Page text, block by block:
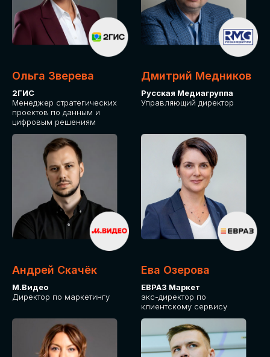
Ольга Зверева
2ГИС
Менеджер стратегических
проектов по данным и
цифровым решениям
Дмитрий Медников
Русская Медиагруппа
Управляющий директор
Андрей Скачёк
М.Видео
Директор по маркетингу
Ева Озерова
ЕВРАЗ Маркет
экс-директор по
клиентскому сервису